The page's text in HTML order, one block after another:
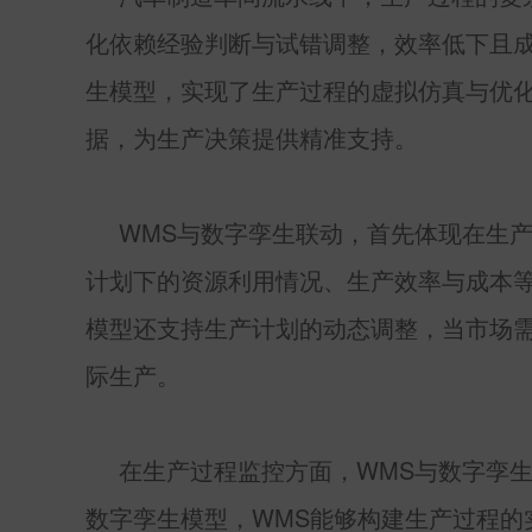
化依赖经验判断与试错调整，效率低下且
生模型，实现了生产过程的虚拟仿真与优
据，为生产决策提供精准支持。
WMS与数字孪生联动，首先体现在生
计划下的资源利用情况、生产效率与成本
模型还支持生产计划的动态调整，当市场
际生产。
在生产过程监控方面， WMS与数字孪
数字孪生模型， WMS能够构建生产过程